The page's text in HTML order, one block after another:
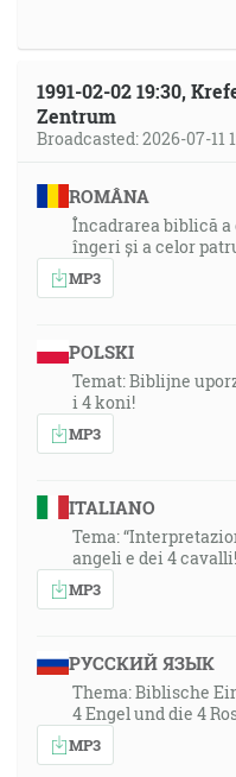
1991-02-02 19:30,
Zentrum
Broadcasted: 2026-07-11
ROMÂNA
Încadrarea biblică a
îngeri și a celor
MP3
POLSKI
Temat: Biblijne
i 4 koni!
MP3
ITALIANO
Tema:
angeli e dei 4
MP3
РУССКИЙ ЯЗЫК
Thema: Biblische
4 Engel und die 4
MP3